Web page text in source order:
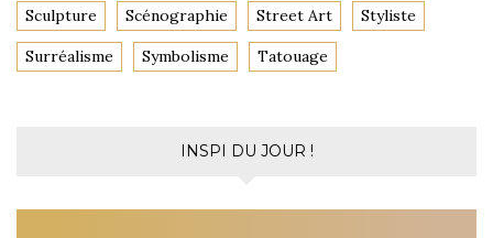
Sculpture Scénographie Street Art Styliste
Surréalisme Symbolisme Tatouage
INSPI DU JOUR !